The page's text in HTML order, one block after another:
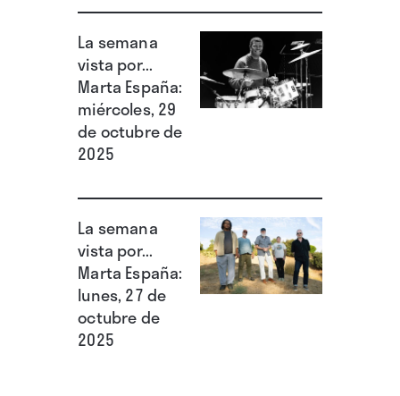
su contribución fuera a ser tan brillante.
La semana
vista por...
Marta España:
miércoles, 29
de octubre de
2025
La semana
vista por...
Marta España:
lunes, 27 de
octubre de
2025